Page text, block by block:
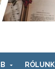
RÓLUNK